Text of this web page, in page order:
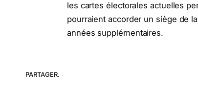
les cartes électorales actuelles
pourraient accorder un siège de
années supplémentaires.
PARTAGER.